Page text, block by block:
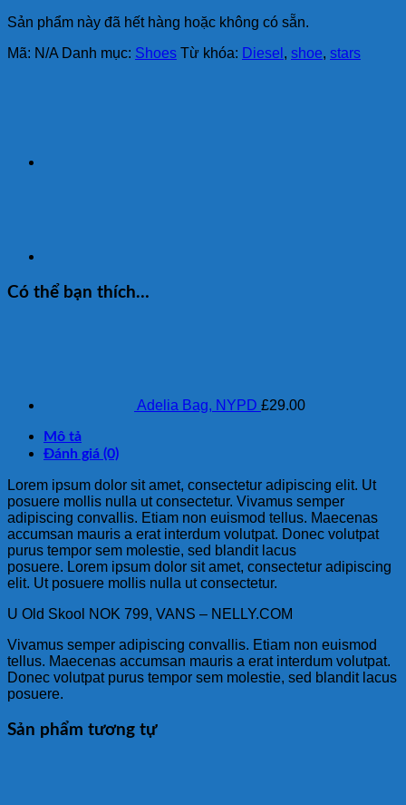
Sản phẩm này đã hết hàng hoặc không có sẵn.
Mã: N/A Danh mục: Shoes Từ khóa: Diesel , shoe, stars
Có thể bạn thích…
Adelia Bag, NYPD £29.00
Mô tả
Đánh giá (0)
Lorem ipsum dolor sit amet, consectetur adipiscing elit. Ut
posuere mollis nulla ut consectetur. Vivamus semper
adipiscing convallis. Etiam non euismod tellus. Maecenas
accumsan mauris a erat interdum volutpat. Donec volutpat
purus tempor sem molestie, sed blandit lacus
posuere. Lorem ipsum dolor sit amet, consectetur adipiscing
elit. Ut posuere mollis nulla ut consectetur.
U Old Skool NOK 799, VANS – NELLY.COM
Vivamus semper adipiscing convallis. Etiam non euismod
tellus. Maecenas accumsan mauris a erat interdum volutpat.
Donec volutpat purus tempor sem molestie, sed blandit lacus
posuere.
Sản phẩm tương tự